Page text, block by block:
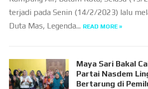
terjadi pada Senin (14/2/2023) lalu
Duta Mas, Legenda... READ MORE »
Maya Sari Bakal
Partai Nasdem
Bertarung di